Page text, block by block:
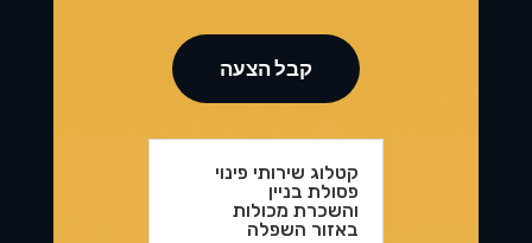
קבל הצעה
קטלוג שירותי פינוי
פסולת בניין
והשכרת מכולות
באזור השפלה